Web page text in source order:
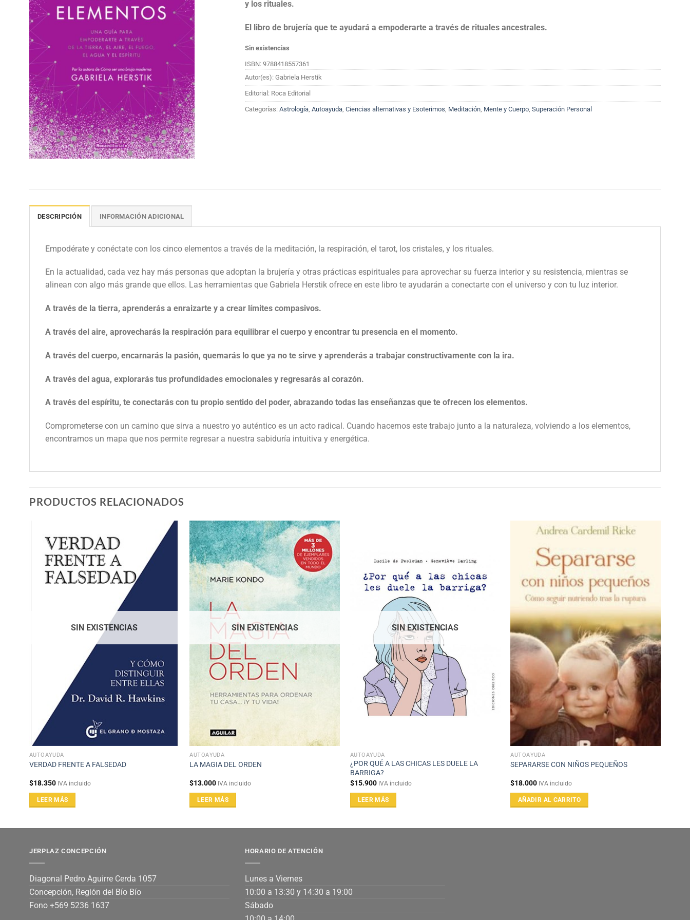
y los rituales.
El libro de brujería que te ayudará a empoderarte a través de rituales ancestrales.
Sin existencias
ISBN: 9788418557361
Autor(es): Gabriela Herstik
Editorial: Roca Editorial
Categorías: Astrología, Autoayuda, Ciencias alternativas y Esoterimos, Meditación, Mente y Cuerpo, Superación Personal
DESCRIPCIÓN INFORMACIÓN ADICIONAL
Empodérate y conéctate con los cinco elementos a través de la meditación, la respiración, el tarot, los cristales, y los rituales.
En la actualidad, cada vez hay más personas que adoptan la brujería y otras prácticas espirituales para aprovechar su fuerza interior y su resistencia, mientras se
alinean con algo más grande que ellos. Las herramientas que Gabriela Herstik ofrece en este libro te ayudarán a conectarte con el universo y con tu luz interior.
A través de la tierra, aprenderás a enraizarte y a crear límites compasivos.
A través del aire, aprovecharás la respiración para equilibrar el cuerpo y encontrar tu presencia en el momento.
A través del cuerpo, encarnarás la pasión, quemarás lo que ya no te sirve y aprenderás a trabajar constructivamente con la ira.
A través del agua, explorarás tus profundidades emocionales y regresarás al corazón.
A través del espíritu, te conectarás con tu propio sentido del poder, abrazando todas las enseñanzas que te ofrecen los elementos.
Comprometerse con un camino que sirva a nuestro yo auténtico es un acto radical. Cuando hacemos este trabajo junto a la naturaleza, volviendo a los elementos,
encontramos un mapa que nos permite regresar a nuestra sabiduría intuitiva y energética.
PRODUCTOS RELACIONADOS
SIN EXISTENCIAS
AUTOAYUDA
VERDAD FRENTE A FALSEDAD
$18.350 IVA incluido
LEER MÁS
SIN EXISTENCIAS
AUTOAYUDA
LA MAGIA DEL ORDEN
$13.000 IVA incluido
LEER MÁS
SIN EXISTENCIAS
AUTOAYUDA
¿POR QUÉ A LAS CHICAS LES DUELE LA
BARRIGA?
$15.900 IVA incluido
LEER MÁS
AUTOAYUDA
SEPARARSE CON NIÑOS PEQUEÑOS
$18.000 IVA incluido
AÑADIR AL CARRITO
JERPLAZ CONCEPCIÓN
Diagonal Pedro Aguirre Cerda 1057
Concepción, Región del Bío Bío
Fono +569 5236 1637
HORARIO DE ATENCIÓN
Lunes a Viernes
10:00 a 13:30 y 14:30 a 19:00
Sábado